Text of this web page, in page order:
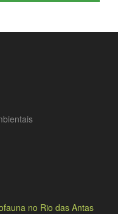
no Rio das Antas